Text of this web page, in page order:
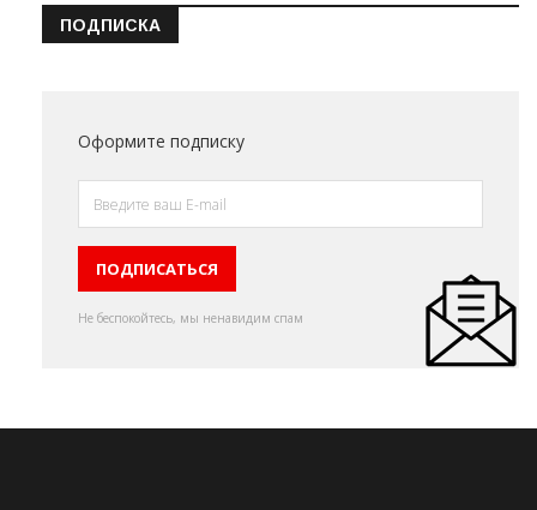
ПОДПИСКА
Оформите подписку
Не беспокойтесь, мы ненавидим спам